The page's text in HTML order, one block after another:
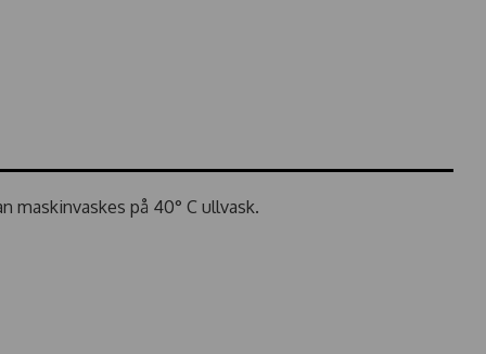
maskinvaskes på 40° C ullvask.